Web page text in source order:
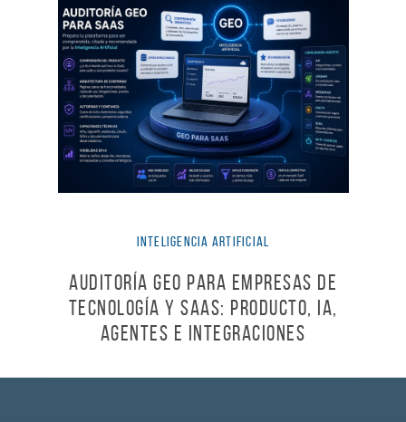
Inteligencia Artificial
Auditoría GEO para empresas de
tecnología y SaaS: producto, IA,
agentes e integraciones